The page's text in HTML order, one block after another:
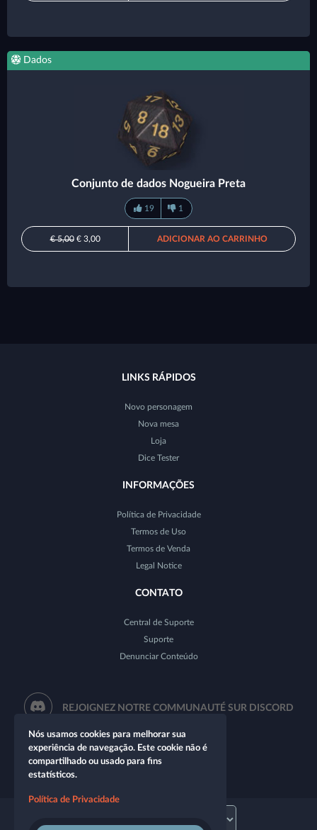
Dados
Conjunto de dados Nogueira Preta
19 1
€ 5,00€ 3,00 ADICIONAR AO CARRINHO
LINKS RÁPIDOS
Novo personagem
Nova mesa
Loja
Dice Tester
INFORMAÇÕES
Política de Privacidade
Termos de Uso
Termos de Venda
Legal Notice
CONTATO
Central de Suporte
Suporte
Denunciar Conteúdo
REJOIGNEZ NOTRE COMMUNAUTÉ SUR DISCORD
Nós usamos cookies para melhorar sua
experiência de navegação. Este cookie não é
compartilhado ou usado para fins
estatísticos.
Política de Privacidade